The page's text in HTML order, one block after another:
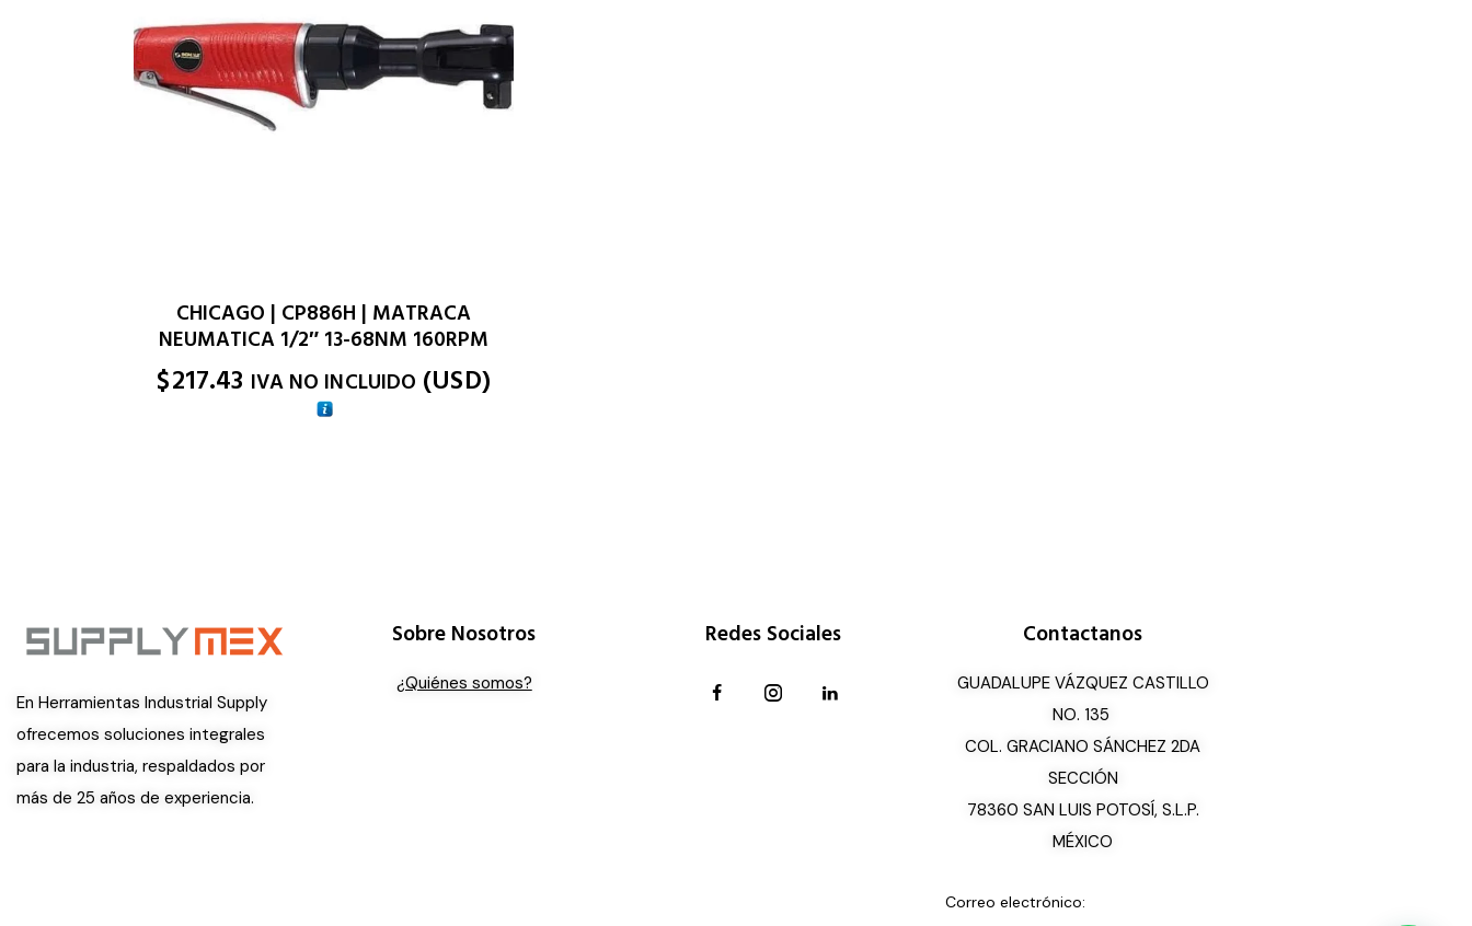
CHICAGO | CP886H | MATRACA
NEUMATICA 1/2″ 13-68NM 160RPM
$217.43 IVA NO INCLUIDO (USD)
En Herramientas Industrial Supply
ofrecemos soluciones integrales
para la industria, respaldados por
más de 25 años de experiencia.
Sobre Nosotros
¿Quiénes somos?
Redes Sociales Contactanos
GUADALUPE VÁZQUEZ CASTILLO
NO. 135
COL. GRACIANO SÁNCHEZ 2DA
SECCIÓN
78360 SAN LUIS POTOSÍ, S.L.P.
MÉXICO
Correo electrónico: